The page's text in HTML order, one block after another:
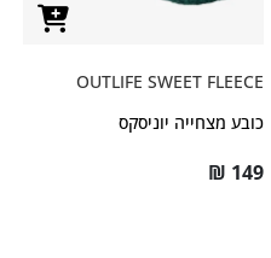
OUTLIFE SWEET FLEECE
כובע מצחייה יוניסקס
₪ 149